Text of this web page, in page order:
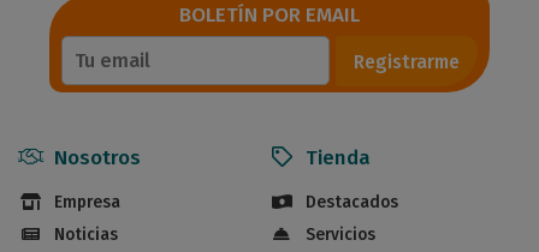
BOLETÍN POR EMAIL
Registrarme
Nosotros
Empresa
Noticias
Tienda
Destacados
Servicios